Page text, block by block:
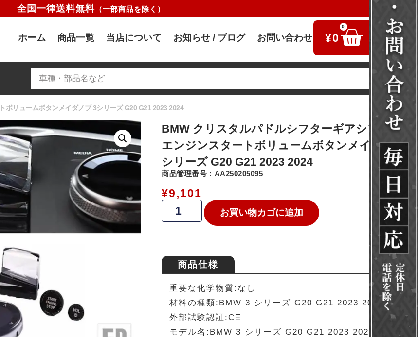
全国一律送料無料 （一部商品を除く）
ホーム 商品一覧 当店について お知らせ / ブログ お問い合わせ ¥0
0
検索
ボリュームボタンメイダノブ 3シリーズ G20 G21 2023 2024
BMW クリスタルパドルシフターギアシフトノブ
エンジンスタートボリュームボタンメイダノブ 3
シリーズ G20 G21 2023 2024
商品管理番号：AA250205095
¥9,101
お買い物カゴに追加
商品仕様
重要な化学物質:なし
材料の種類:BMW 3 シリーズ G20 G21 2023 2024
外部試験認証:CE
モデル名:BMW 3 シリーズ G20 G21 2023 2024